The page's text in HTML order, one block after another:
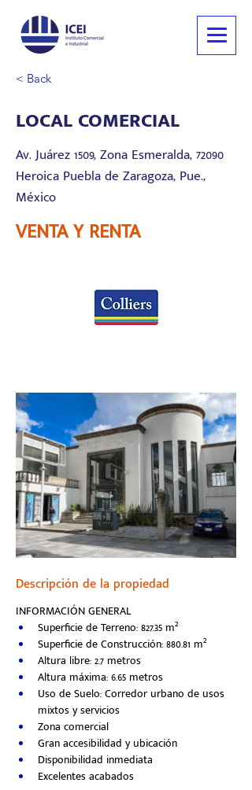
< Back
LOCAL COMERCIAL
Av. Juárez 1509, Zona Esmeralda, 72090
Heroica Puebla de Zaragoza, Pue.,
México
VENTA Y RENTA
Descripción de la propiedad
INFORMACIÓN GENERAL
Superficie de Terreno: 827.35 m²
Superficie de Construcción: 880.81 m²
Altura libre: 2.7 metros
Altura máxima: 6.65 metros
Uso de Suelo: Corredor urbano de usos
mixtos y servicios
Zona comercial
Gran accesibilidad y ubicación
Disponibilidad inmediata
Excelentes acabados